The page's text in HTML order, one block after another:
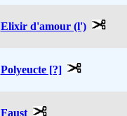
Elixir d'amour (l')
Polyeucte [?]
Faust